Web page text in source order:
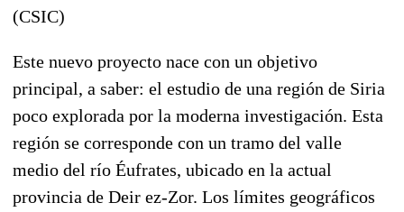
(CSIC)
Este nuevo proyecto nace con un objetivo
principal, a saber: el estudio de una región de Siria
poco explorada por la moderna investigación. Esta
región se corresponde con un tramo del valle
medio del río Éufrates, ubicado en la actual
provincia de Deir ez-Zor. Los límites geográficos